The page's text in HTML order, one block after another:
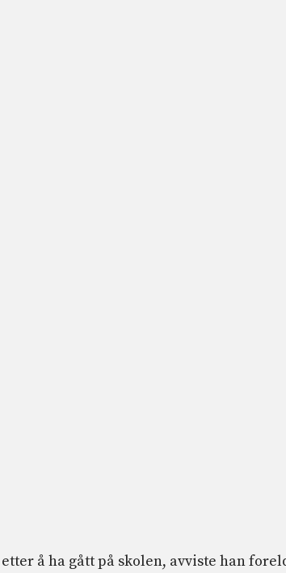
å ha gått på skolen, avviste han